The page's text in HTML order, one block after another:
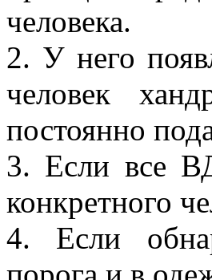
человека.
2. У него
человек
постоянно
3. Если все
конкретного
4. Если